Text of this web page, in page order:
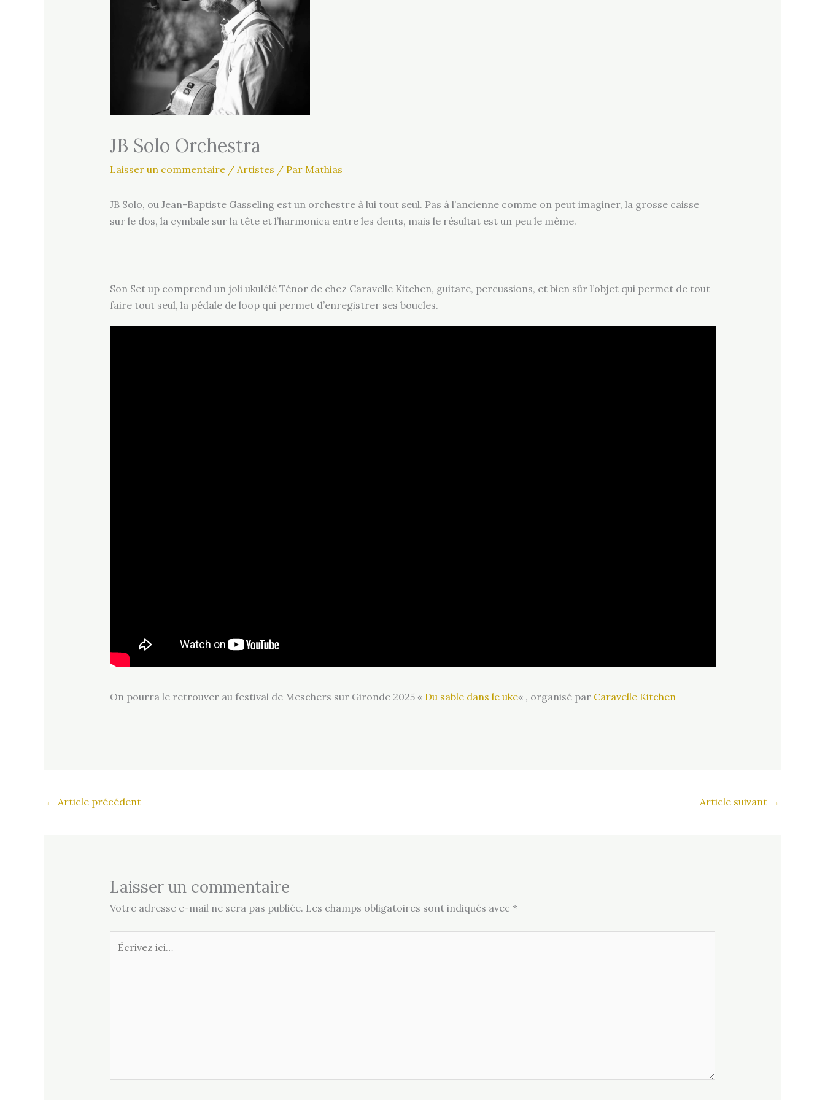
JB Solo Orchestra
Laisser un commentaire / Artistes / Par Mathias
JB Solo, ou Jean-Baptiste Gasseling est un orchestre à lui tout seul. Pas à l’ancienne comme on peut imaginer, la grosse caisse
sur le dos, la cymbale sur la tête et l’harmonica entre les dents, mais le résultat est un peu le même.
Son Set up comprend un joli ukulélé Ténor de chez Caravelle Kitchen, guitare, percussions, et bien sûr l’objet qui permet de tout
faire tout seul, la pédale de loop qui permet d’enregistrer ses boucles.
On pourra le retrouver au festival de Meschers sur Gironde 2025 « Du sable dans le uke« , organisé par Caravelle Kitchen
← Article précédent Article suivant →
Laisser un commentaire
Votre adresse e-mail ne sera pas publiée. Les champs obligatoires sont indiqués avec *
Écrivez